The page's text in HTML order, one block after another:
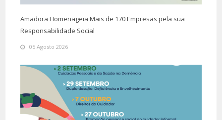
Amadora Homenageia Mais de 170 Empresas pela sua
Responsabilidade Social
05 Agosto 2026